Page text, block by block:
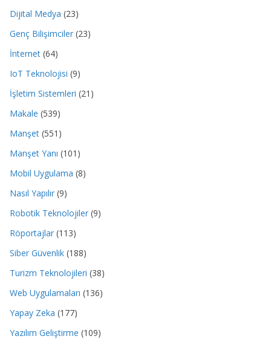
Dijital Medya (23)
Genç Bilişimciler (23)
İnternet (64)
IoT Teknolojisi (9)
İşletim Sistemleri (21)
Makale (539)
Manşet (551)
Manşet Yanı (101)
Mobil Uygulama (8)
Nasıl Yapılır (9)
Robotik Teknolojiler (9)
Röportajlar (113)
Siber Güvenlik (188)
Turizm Teknolojileri (38)
Web Uygulamaları (136)
Yapay Zeka (177)
Yazılım Geliştirme (109)